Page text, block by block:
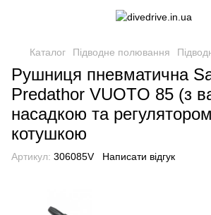
Каталог Підводне полювання
Рушниця пневматична
Predathor VUOTO 85 (з
насадкою та
котушкою
Артикул: 306085V Написати відгук